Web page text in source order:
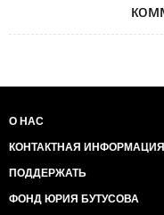
О НАС
КОНТАКТНАЯ ИНФОРМАЦИЯ
ПОДДЕРЖАТЬ
ФОНД ЮРИЯ БУТУСОВА